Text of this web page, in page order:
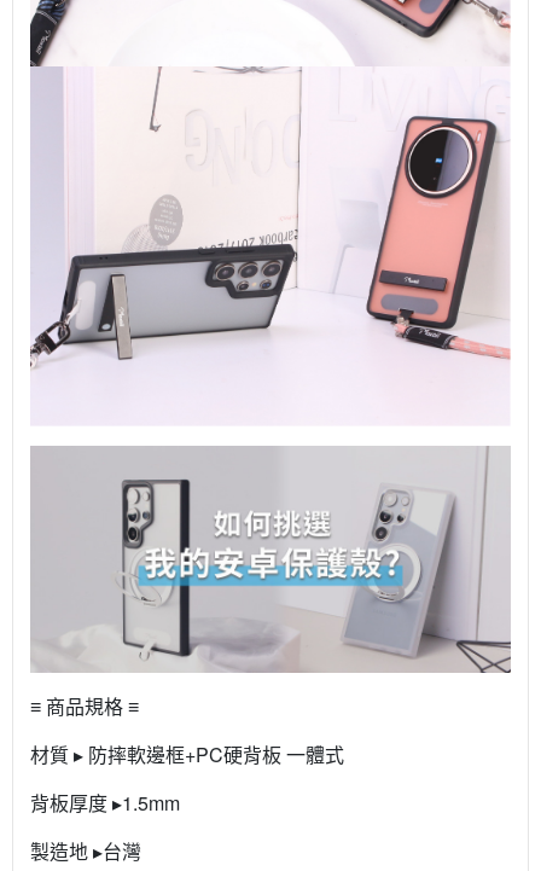
≡ 商品規格 ≡
材質 ▸ 防摔軟邊框+PC硬背板 一體式
背板厚度 ▸1.5mm
製造地 ▸台灣